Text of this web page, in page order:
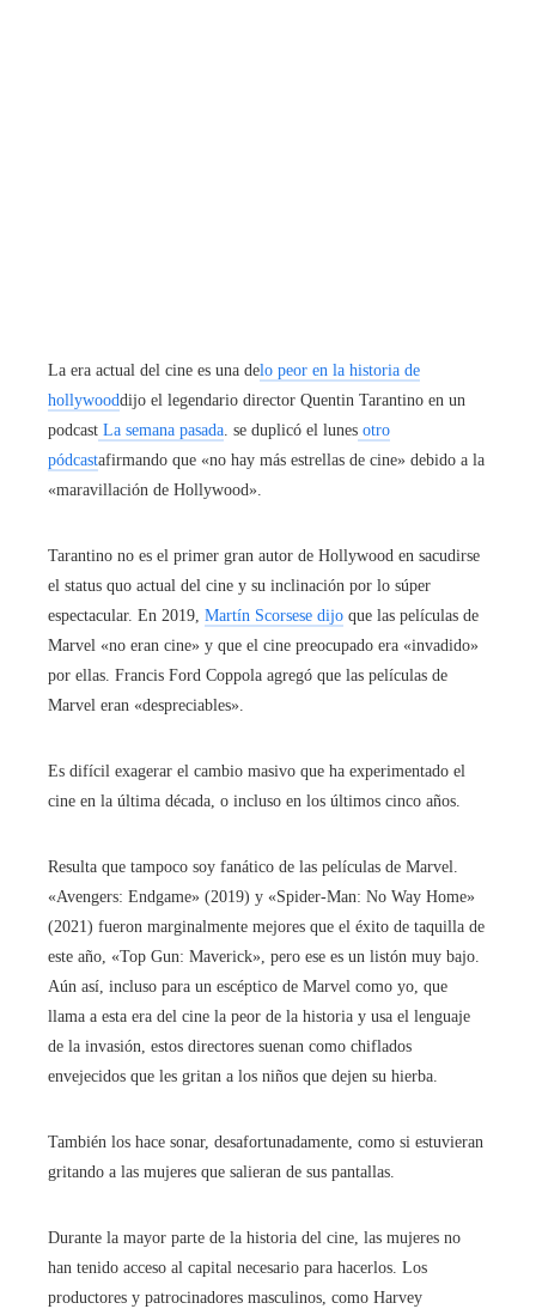
La era actual del cine es una delo peor en la historia de
hollywooddijo el legendario director Quentin Tarantino en un
podcast La semana pasada. se duplicó el lunes otro
pódcastafirmando que «no hay más estrellas de cine» debido a la
«maravillación de Hollywood».
Tarantino no es el primer gran autor de Hollywood en sacudirse
el status quo actual del cine y su inclinación por lo súper
espectacular. En 2019, Martín Scorsese dijo que las películas de
Marvel «no eran cine» y que el cine preocupado era «invadido»
por ellas. Francis Ford Coppola agregó que las películas de
Marvel eran «despreciables».
Es difícil exagerar el cambio masivo que ha experimentado el
cine en la última década, o incluso en los últimos cinco años.
Resulta que tampoco soy fanático de las películas de Marvel.
«Avengers: Endgame» (2019) y «Spider-Man: No Way Home»
(2021) fueron marginalmente mejores que el éxito de taquilla de
este año, «Top Gun: Maverick», pero ese es un listón muy bajo.
Aún así, incluso para un escéptico de Marvel como yo, que
llama a esta era del cine la peor de la historia y usa el lenguaje
de la invasión, estos directores suenan como chiflados
envejecidos que les gritan a los niños que dejen su hierba.
También los hace sonar, desafortunadamente, como si estuvieran
gritando a las mujeres que salieran de sus pantallas.
Durante la mayor parte de la historia del cine, las mujeres no
han tenido acceso al capital necesario para hacerlos. Los
productores y patrocinadores masculinos, como Harvey